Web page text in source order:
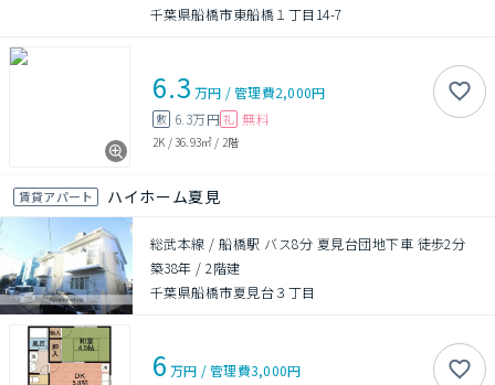
千葉県船橋市東船橋１丁目14-7
6.3 万円 /管理費2,000円
敷 6.3万円 礼 無料
2K /36.93㎡ / 2階
賃貸アパート ハイホーム夏見
総武本線 / 船橋駅 バス8分 夏見台団地下車 徒歩2分
築38年 /2階建
千葉県船橋市夏見台３丁目
6 万円 /管理費3,000円